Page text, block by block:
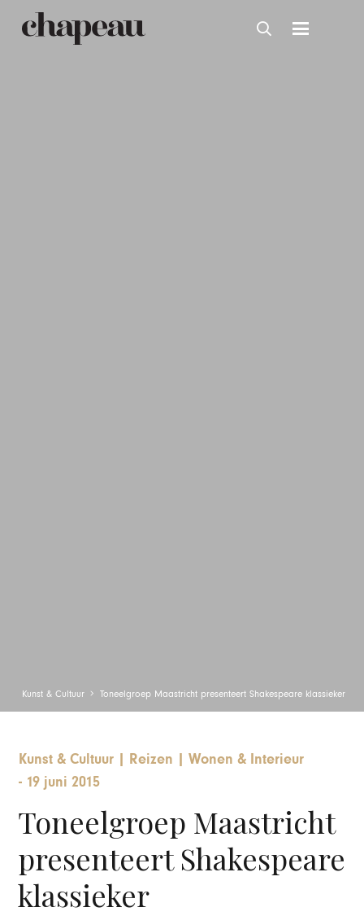
Kunst & Cultuur Toneelgroep Maastricht presenteert Shakespeare klassieker
Kunst & Cultuur Reizen
Wonen & Interieur
- 19 juni 2015
Toneelgroep Maastricht
presenteert Shakespeare
klassieker